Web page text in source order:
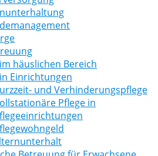
häuslichen Bereich
Einrichtungen
und Verhinderungspflege
Pflege in